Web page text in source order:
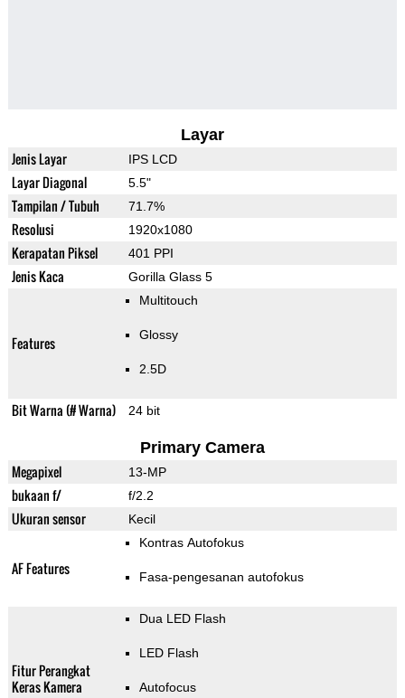
Layar
Jenis Layar IPS LCD
Layar Diagonal 5.5"
Tampilan / Tubuh 71.7%
Resolusi 1920x1080
Kerapatan Piksel 401 PPI
Jenis Kaca Gorilla Glass 5
Features
Multitouch
Glossy
2.5D
Bit Warna (# Warna) 24 bit
Primary Camera
Megapixel 13-MP
bukaan f/ f/2.2
Ukuran sensor Kecil
AF Features
Kontras Autofokus
Fasa-pengesanan autofokus
Fitur Perangkat
Keras Kamera
Dua LED Flash
LED Flash
Autofocus